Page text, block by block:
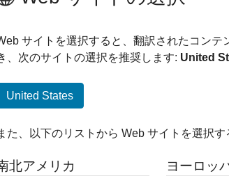
ムの高速化
MATLAB 関数からの
MEX ファイルの生成
ライザーによる結果の
MEX の検証
この例では、関数
します。
サイトを選択すると、翻訳されたコン
、次のサイトの選択を推奨します: United
United States
た、以下のリストから Web サイトを選択す
北アメリカ ヨーロッ